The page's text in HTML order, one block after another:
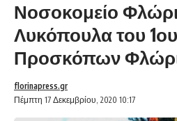
Νοσοκομείο
Λυκόπουλα του
Προσκόπων
Πέμπτη 17 Δεκεμβρίου, 2020 10:17
florinapress.gr